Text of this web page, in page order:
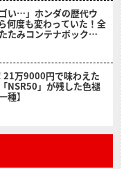
い…」ホンダの歴代ウ
何度も変わっていた！全
たみコンテナボックス
万9000円で味わえた
NSR50」が残した色褪
種】